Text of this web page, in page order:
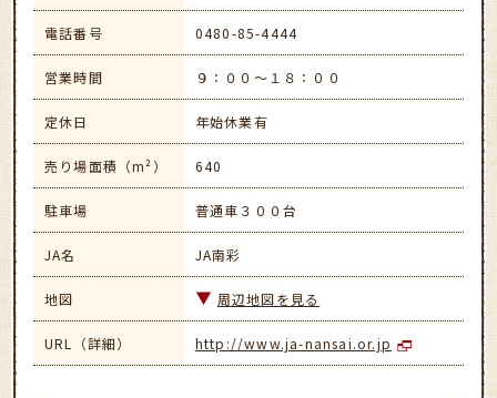
電話番号 0480-85-4444
営業時間 ９：００～１８：００
定休日 年始休業有
売り場面積（m²） 640
駐車場 普通車３００台
JA名 JA南彩
地図 周辺地図を見る
URL（詳細） http://www.ja-nansai.or.jp